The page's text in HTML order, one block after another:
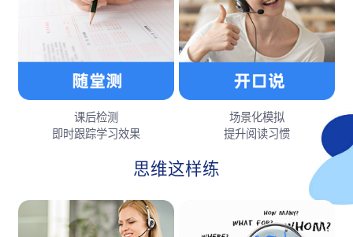
课后检测
即时跟踪学习效果
场景化模拟
提升阅读习惯
思维这样练